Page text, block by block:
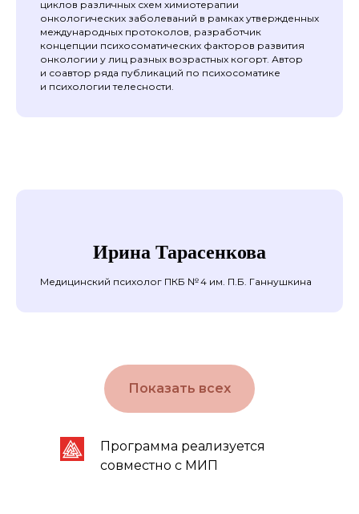
циклов различных схем химиотерапии
онкологических заболеваний в рамках утвержденных
международных протоколов, разработчик
концепции психосоматических факторов развития
онкологии у лиц разных возрастных когорт. Автор
и соавтор ряда публикаций по психосоматике
и психологии телесности.
Ирина Тарасенкова
Медицинский психолог ПКБ № 4 им. П.Б. Ганнушкина
Показать всех
Программа реализуется
совместно с МИП